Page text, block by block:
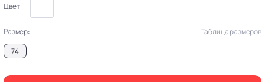
Цвет:
Размер:
Таблица размеров
74